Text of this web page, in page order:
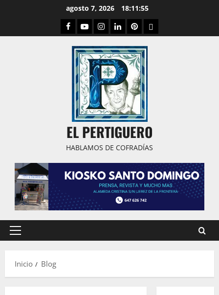
agosto 7, 2026 18:11:56
Facebook
YoutubeInstagram
LinkedPinterestDribbble
EL PERTIGUERO
HABLAMOS DE COFRADÍAS
Menú
Inicio
Blog